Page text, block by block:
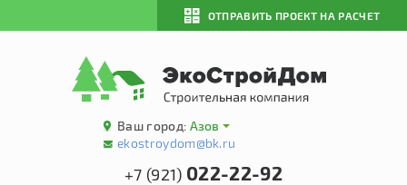
ОТПРАВИТЬ ПРОЕКТ НА РАСЧЕТ
Ваш город: Азов
ekostroydom@bk.ru
+7 (921) 022-22-92